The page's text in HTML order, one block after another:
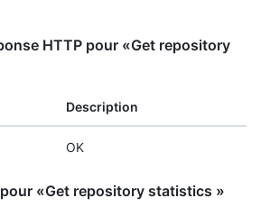
HTTP pour «Get repository
Description
OK
«Get repository statistics »